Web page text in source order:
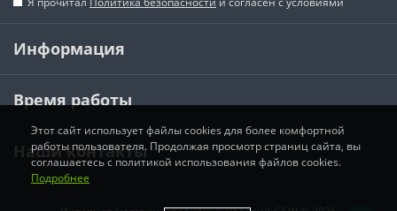
Информация
Время работы
Наши контакты
Этот сайт использует файлы cookies для более комфортной
работы пользователя. Продолжая просмотр страниц сайта, вы
соглашаетесь с политикой использования файлов cookies.
Подробнее